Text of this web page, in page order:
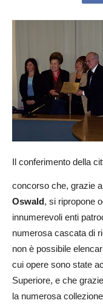
Il conferimento della
concorso che, grazie
Oswald, si ripropone
innumerevoli enti
numerosa cascata di
non è possibile
cui opere sono state
Superiore, e che
la numerosa